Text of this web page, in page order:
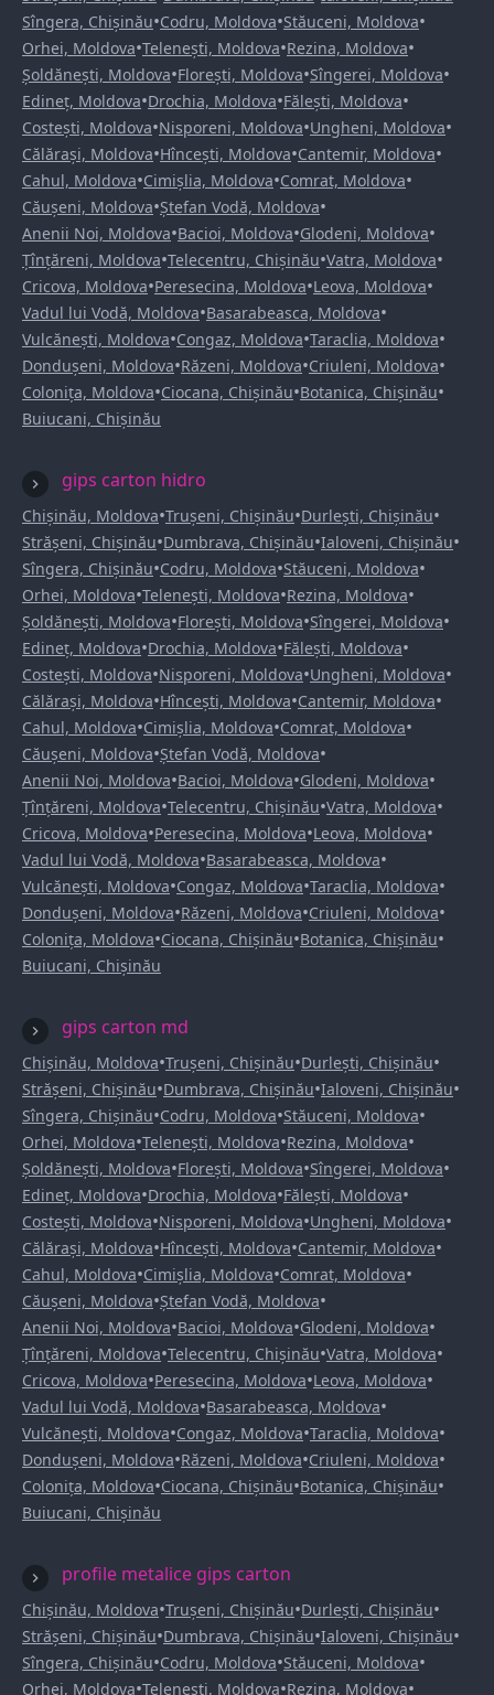
Sîngera, Chișinău•Codru, Moldova•Stăuceni, Moldova•
Orhei, Moldova•Telenești, Moldova•Rezina, Moldova•
Șoldănești, Moldova•Florești, Moldova•Sîngerei, Moldova•
Edineț, Moldova•Drochia, Moldova•Fălești, Moldova•
Costești, Moldova•Nisporeni, Moldova•Ungheni, Moldova•
Călărași, Moldova•Hîncești, Moldova•Cantemir, Moldova•
Cahul, Moldova•Cimișlia, Moldova•Comrat, Moldova•
Căușeni, Moldova•Ștefan Vodă, Moldova•
Anenii Noi, Moldova•Bacioi, Moldova•Glodeni, Moldova•
Țînțăreni, Moldova•Telecentru, Chișinău•Vatra, Moldova•
Cricova, Moldova•Peresecina, Moldova•Leova, Moldova•
Vadul lui Vodă, Moldova•Basarabeasca, Moldova•
Vulcănești, Moldova•Congaz, Moldova•Taraclia, Moldova•
Dondușeni, Moldova•Răzeni, Moldova•Criuleni, Moldova•
Colonița, Moldova•Ciocana, Chișinău•Botanica, Chișinău•
Buiucani, Chișinău
gips carton hidro
Chișinău, Moldova•Trușeni, Chișinău•Durlești, Chișinău•
Strășeni, Chișinău•Dumbrava, Chișinău•Ialoveni, Chișinău•
Sîngera, Chișinău•Codru, Moldova•Stăuceni, Moldova•
Orhei, Moldova•Telenești, Moldova•Rezina, Moldova•
Șoldănești, Moldova•Florești, Moldova•Sîngerei, Moldova•
Edineț, Moldova•Drochia, Moldova•Fălești, Moldova•
Costești, Moldova•Nisporeni, Moldova•Ungheni, Moldova•
Călărași, Moldova•Hîncești, Moldova•Cantemir, Moldova•
Cahul, Moldova•Cimișlia, Moldova•Comrat, Moldova•
Căușeni, Moldova•Ștefan Vodă, Moldova•
Anenii Noi, Moldova•Bacioi, Moldova•Glodeni, Moldova•
Țînțăreni, Moldova•Telecentru, Chișinău•Vatra, Moldova•
Cricova, Moldova•Peresecina, Moldova•Leova, Moldova•
Vadul lui Vodă, Moldova•Basarabeasca, Moldova•
Vulcănești, Moldova•Congaz, Moldova•Taraclia, Moldova•
Dondușeni, Moldova•Răzeni, Moldova•Criuleni, Moldova•
Colonița, Moldova•Ciocana, Chișinău•Botanica, Chișinău•
Buiucani, Chișinău
gips carton md
Chișinău, Moldova•Trușeni, Chișinău•Durlești, Chișinău•
Strășeni, Chișinău•Dumbrava, Chișinău•Ialoveni, Chișinău•
Sîngera, Chișinău•Codru, Moldova•Stăuceni, Moldova•
Orhei, Moldova•Telenești, Moldova•Rezina, Moldova•
Șoldănești, Moldova•Florești, Moldova•Sîngerei, Moldova•
Edineț, Moldova•Drochia, Moldova•Fălești, Moldova•
Costești, Moldova•Nisporeni, Moldova•Ungheni, Moldova•
Călărași, Moldova•Hîncești, Moldova•Cantemir, Moldova•
Cahul, Moldova•Cimișlia, Moldova•Comrat, Moldova•
Căușeni, Moldova•Ștefan Vodă, Moldova•
Anenii Noi, Moldova•Bacioi, Moldova•Glodeni, Moldova•
Țînțăreni, Moldova•Telecentru, Chișinău•Vatra, Moldova•
Cricova, Moldova•Peresecina, Moldova•Leova, Moldova•
Vadul lui Vodă, Moldova•Basarabeasca, Moldova•
Vulcănești, Moldova•Congaz, Moldova•Taraclia, Moldova•
Dondușeni, Moldova•Răzeni, Moldova•Criuleni, Moldova•
Colonița, Moldova•Ciocana, Chișinău•Botanica, Chișinău•
Buiucani, Chișinău
profile metalice gips carton
Chișinău, Moldova•Trușeni, Chișinău•Durlești, Chișinău•
Strășeni, Chișinău•Dumbrava, Chișinău•Ialoveni, Chișinău•
Sîngera, Chișinău•Codru, Moldova•Stăuceni, Moldova•
Orhei, Moldova•Telenești, Moldova•Rezina, Moldova•